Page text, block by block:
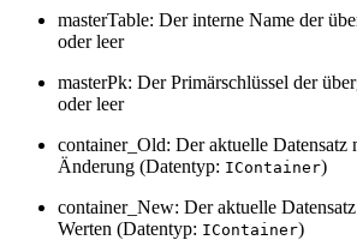
masterTable: Der interne Name der
oder leer
masterPk: Der Primärschlüssel der
oder leer
container_Old: Der aktuelle Datensatz
Änderung (Datentyp: IContainer)
container_New: Der aktuelle
Werten (Datentyp: IContainer)